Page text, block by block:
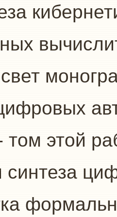
том этой
синтеза